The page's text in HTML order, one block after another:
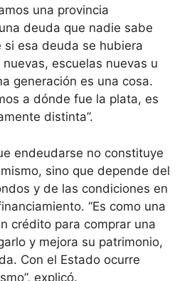
una provincia
deuda que nadie sabe
si esa deuda se hubiera
escuelas nuevas u
generación es una cosa.
a dónde fue la plata, es
distinta”.
endeudarse no constituye
sino que depende del
y de las condiciones en
“Es como una
crédito para comprar una
y mejora su patrimonio,
Con el Estado ocurre
explicó.